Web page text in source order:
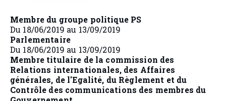
Membre du groupe politique PS
Du 18/06/2019 au 13/09/2019
Parlementaire
Du 18/06/2019 au 13/09/2019
Membre titulaire de la commission des
Relations internationales, des Affaires
générales, de l'Egalité, du Règlement et du
Contrôle des communications des membres du